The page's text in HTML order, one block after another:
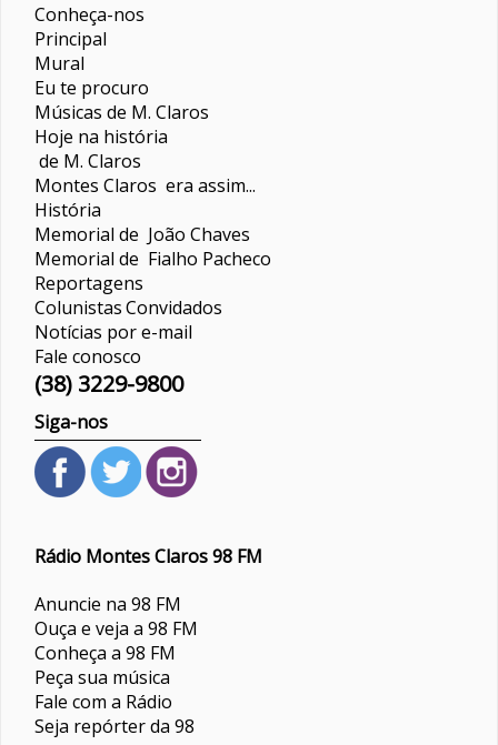
Conheça-nos
Principal
Mural
Eu te procuro
Músicas de M. Claros
Hoje na história
de M. Claros
Montes Claros era assim...
História
Memorial de João Chaves
Memorial de Fialho Pacheco
Reportagens
ColunistasConvidados
Notícias por e-mail
Fale conosco
(38) 3229-9800
Siga-nos
Rádio Montes Claros 98 FM
Anuncie na 98 FM
Ouça e veja a 98 FM
Conheça a 98 FM
Peça sua música
Fale com a Rádio
Seja repórter da 98